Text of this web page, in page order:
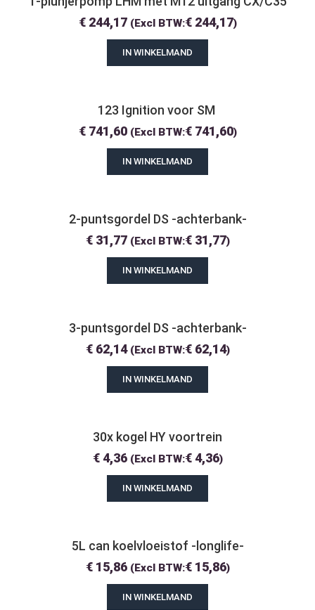
€244,17 (Excl BTW:€244,17)
IN WINKELMAND
123 Ignition voor SM
€741,60 (Excl BTW:€741,60)
IN WINKELMAND
2-puntsgordel DS -achterbank-
€31,77 (Excl BTW:€31,77)
IN WINKELMAND
3-puntsgordel DS -achterbank-
€62,14 (Excl BTW:€62,14)
IN WINKELMAND
30x kogel HY voortrein
€4,36 (Excl BTW:€4,36)
IN WINKELMAND
5L can koelvloeistof -longlife-
€15,86 (Excl BTW:€15,86)
IN WINKELMAND